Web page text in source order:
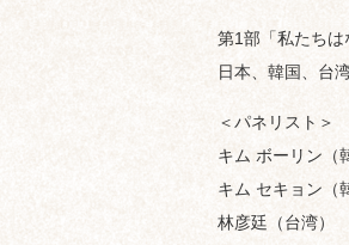
第1部「私たちは
日本、韓国、台
＜パネリスト＞
キム ボーリン（
キム セキョン（
林彦廷（台湾）